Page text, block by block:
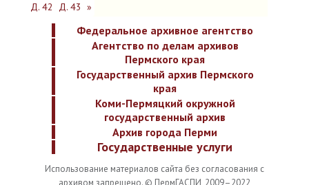
Д. 42
Д. 43 »
Федеральное архивное агентство
Агентство по делам архивов
Пермского края
Государственный архив Пермского
края
Коми-Пермяцкий окружной
государственный архив
Архив города Перми
Государственные услуги
Использование материалов сайта без согласования с
архивом запрещено. © ПермГАСПИ, 2009–2022